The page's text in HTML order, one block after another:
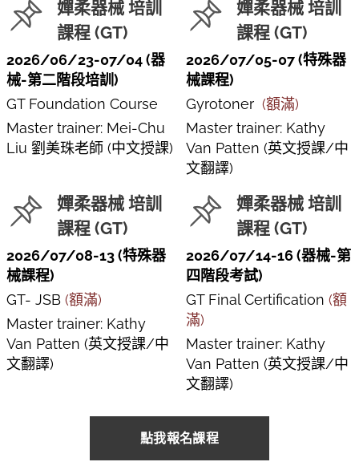
嬋柔器械 培訓
課程 (GT)
2026/06/23-07/04 (器
械-第二階段培訓)
GT Foundation Course
Master trainer: Mei-Chu
Liu 劉美珠老師 (中文授課)
嬋柔器械 培訓
課程 (GT)
2026/07/05-07 (特殊器
械課程)
Gyrotoner (額滿)
Master trainer: Kathy
Van Patten (英文授課/中
文翻譯)
嬋柔器械 培訓
課程 (GT)
2026/07/08-13 (特殊器
械課程)
GT- JSB (額滿)
Master trainer: Kathy
Van Patten (英文授課/中
文翻譯)
嬋柔器械 培訓
課程 (GT)
2026/07/14-16 (器械-第
四階段考試)
GT Final Certification (額
滿)
Master trainer: Kathy
Van Patten (英文授課/中
文翻譯)
點我報名課程